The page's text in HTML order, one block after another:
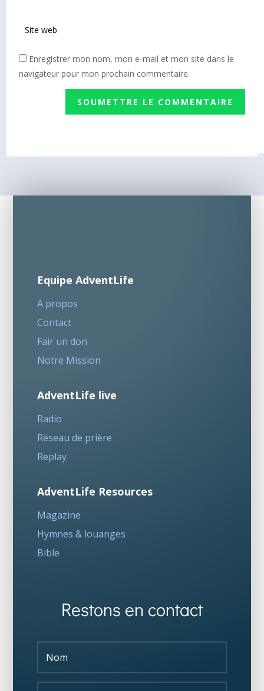
Enregistrer mon nom, mon e-mail et mon site dans le
navigateur pour mon prochain commentaire.
SOUMETTRE LE COMMENTAIRE
Equipe AdventLife
A propos
Contact
Fair un don
Notre Mission
AdventLife live
Radio
Réseau de prière
Replay
AdventLife Resources
Magazine
Hymnes & louanges
Bible
Restons en contact